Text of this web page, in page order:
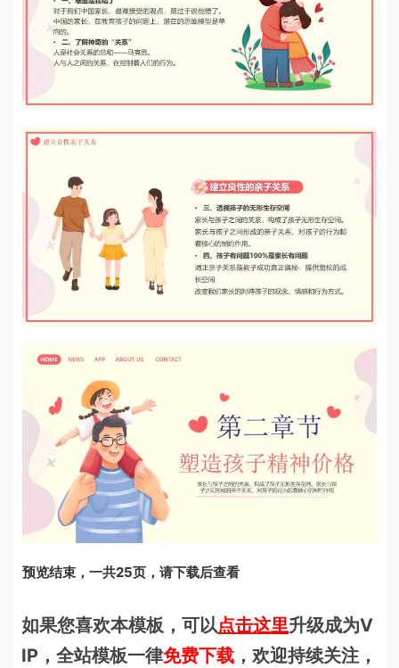
预览结束，一共25页，请下载后查看
如果您喜欢本模板，可以点击这里升级成为V
IP，全站模板一律免费下载 ，欢迎持续关注，